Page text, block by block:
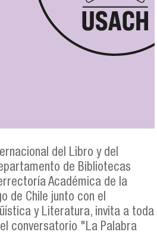
del Libro y del
de Bibliotecas
Académica de la
de Chile junto con el
y Literatura, invita a toda
conversatorio "La Palabra